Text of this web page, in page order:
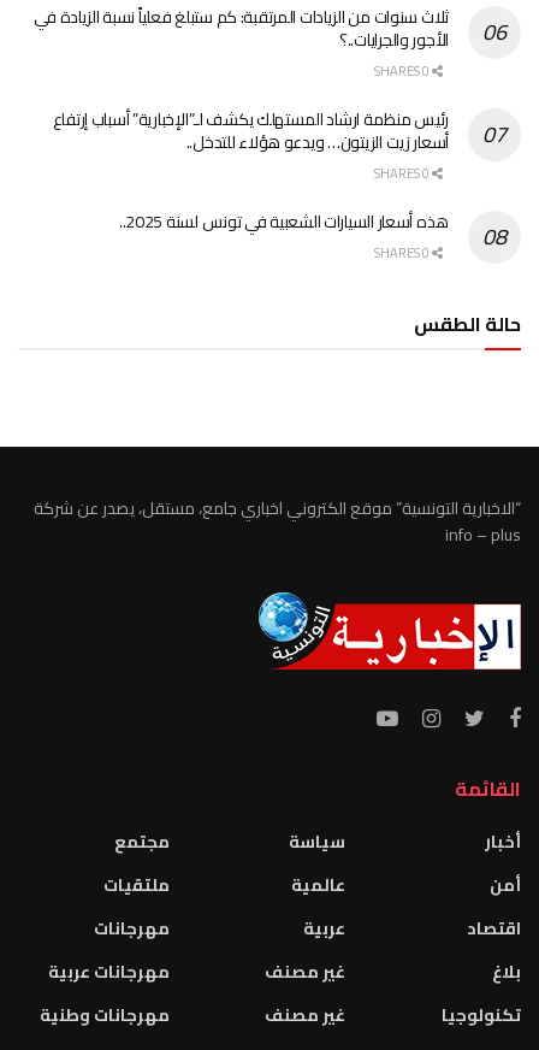
ثلاث سنوات من الزيادات المرتقبة: كم ستبلغ فعلياً نسبة الزيادة في
الأجور والجرايات..؟
رئيس منظمة ارشاد المستهلك يكشف لـ”الإخبارية” أسباب إرتفاع
أسعار زيت الزيتون… ويدعو هؤلاء للتدخل..
هذه أسعار السيارات الشعبية في تونس لسنة 2025..
حالة الطقس
“الاخبارية التونسية” موقع الكتروني اخباري جامع، مستقل، يصدر عن شركة
info – plus
القائمة
أخبار
أمن
اقتصاد
بلاغ
تكنولوجيا
سياسة
عالمية
عربية
غير مصنف
غير مصنف
مجتمع
ملتقيات
مهرجانات
مهرجانات عربية
مهرجانات وطنية